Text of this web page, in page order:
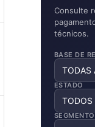
Consulte
técnicos.
BASE DE
ESTADO
SEGMENTO